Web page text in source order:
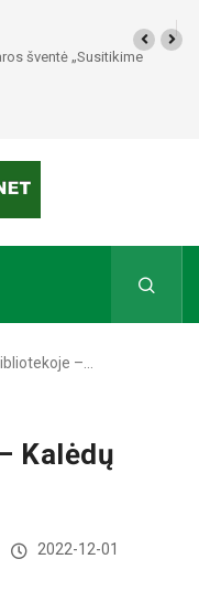
šventė „Susitikime
–…
Kalėdų
2022-12-01